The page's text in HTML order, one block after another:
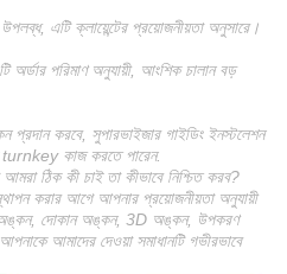
এটি ক্লায়েন্টের প্রয়োজনীয়তা অনুসারে।
পরিমাণ অনুযায়ী, আংশিক চালান বড়
করবে, সুপারভাইজার গাইডিং ইনস্টলেশন
turnkey কাজ করতে পারেন.
ঠিক কী চাই তা কীভাবে নিশ্চিত করব?
করার আগে আপনার প্রয়োজনীয়তা অনুযায়ী
অঙ্কন, দোকান অঙ্কন, 3D অঙ্কন, উপকরণ
আমাদের দেওয়া সমাধানটি গভীরভাবে